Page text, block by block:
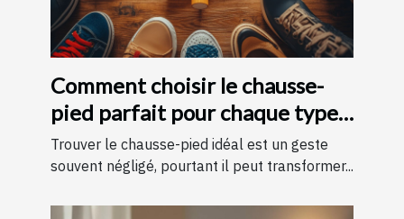
Comment choisir le chausse-
pied parfait pour chaque type
de chaussure
Trouver le chausse-pied idéal est un geste
souvent négligé, pourtant il peut transformer...